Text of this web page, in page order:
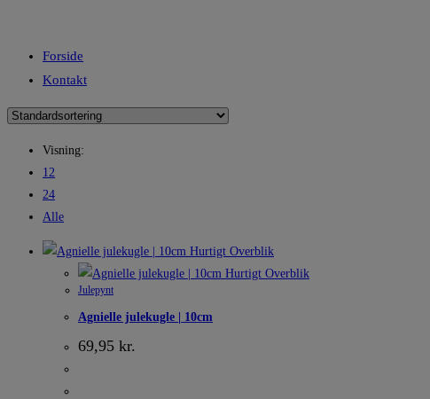
Forside
Kontakt
Visning:
12
24
Alle
Hurtigt Overblik
Hurtigt Overblik
Julepynt
Agnielle julekugle | 10cm
69,95 kr.